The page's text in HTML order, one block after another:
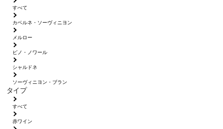
すべて
カベルネ・ソーヴィニヨン
メルロー
ピノ・ノワール
シャルドネ
ソーヴィニヨン・ブラン
タイプ
すべて
赤ワイン